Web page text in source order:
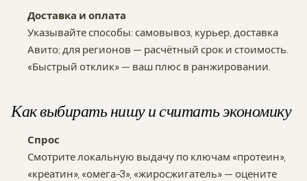
Доставка и оплата
Указывайте способы: самовывоз, курьер, доставка
Авито; для регионов — расчётный срок и стоимость.
«Быстрый отклик» — ваш плюс в ранжировании.
Как выбирать нишу и считать экономику
Спрос
Смотрите локальную выдачу по ключам «протеин»,
«креатин», «омега-3», «жиросжигатель» — оцените